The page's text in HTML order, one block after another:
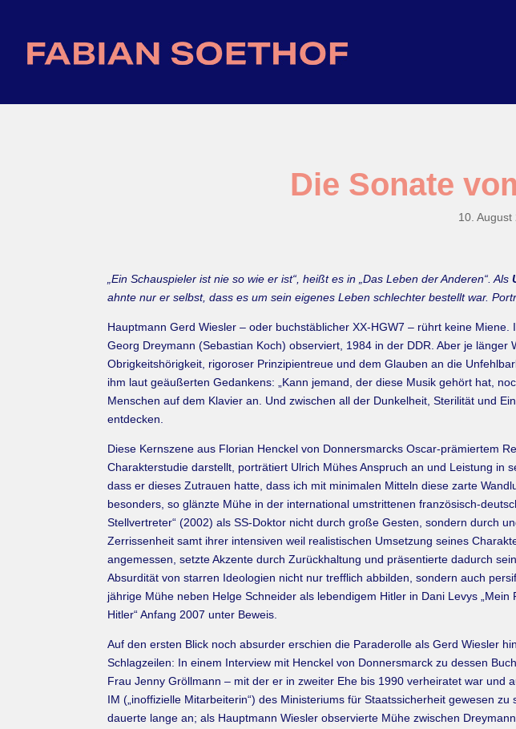
Die Sonate
10. August
„Ein Schauspieler ist nie so wie er ist“, heißt es in „Das Leben der Anderen“. Als
ahnte nur er selbst, dass es um sein eigenes Leben schlechter bestellt war.
Hauptmann Gerd Wiesler – oder buchstäblicher XX-HGW7 – rührt keine
Georg Dreymann (Sebastian Koch) observiert, 1984 in der DDR. Aber je
Obrigkeitshörigkeit, rigoroser Prinzipientreue und dem Glauben an die
ihm laut geäußerten Gedankens: „Kann jemand, der diese Musik gehört hat,
Menschen auf dem Klavier an. Und zwischen all der Dunkelheit, Sterilität und
entdecken.
Diese Kernszene aus Florian Henckel von Donnersmarcks Oscar-prämiertem
Charakterstudie darstellt, porträtiert Ulrich Mühes Anspruch an und Leistung in
dass er dieses Zutrauen hatte, dass ich mit minimalen Mitteln diese zarte
besonders, so glänzte Mühe in der international umstrittenen französisch-
Stellvertreter“ (2002) als SS-Doktor nicht durch große Gesten, sondern durch
Zerrissenheit samt ihrer intensiven weil realistischen Umsetzung seines
angemessen, setzte Akzente durch Zurückhaltung und präsentierte dadurch
Absurdität von starren Ideologien nicht nur trefflich abbilden, sondern auch
jährige Mühe neben Helge Schneider als lebendigem Hitler in Dani Levys
Hitler“ Anfang 2007 unter Beweis.
Auf den ersten Blick noch absurder erschien die Paraderolle als Gerd Wiesler
Schlagzeilen: In einem Interview mit Henckel von Donnersmarck zu dessen
Frau Jenny Gröllmann – mit der er in zweiter Ehe bis 1990 verheiratet war und
IM („inoffizielle Mitarbeiterin“) des Ministeriums für Staatssicherheit gewesen
dauerte lange an; als Hauptmann Wiesler observierte Mühe zwischen